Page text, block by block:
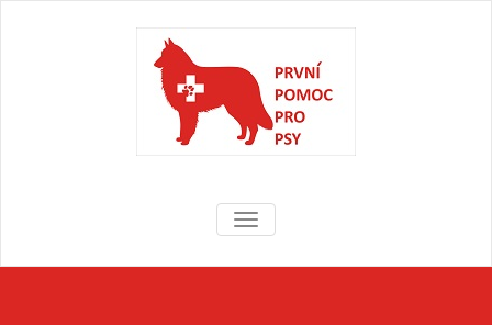
První pomoc
pro psy
První pomoc pro psy
TOGGLE NAVIGATION